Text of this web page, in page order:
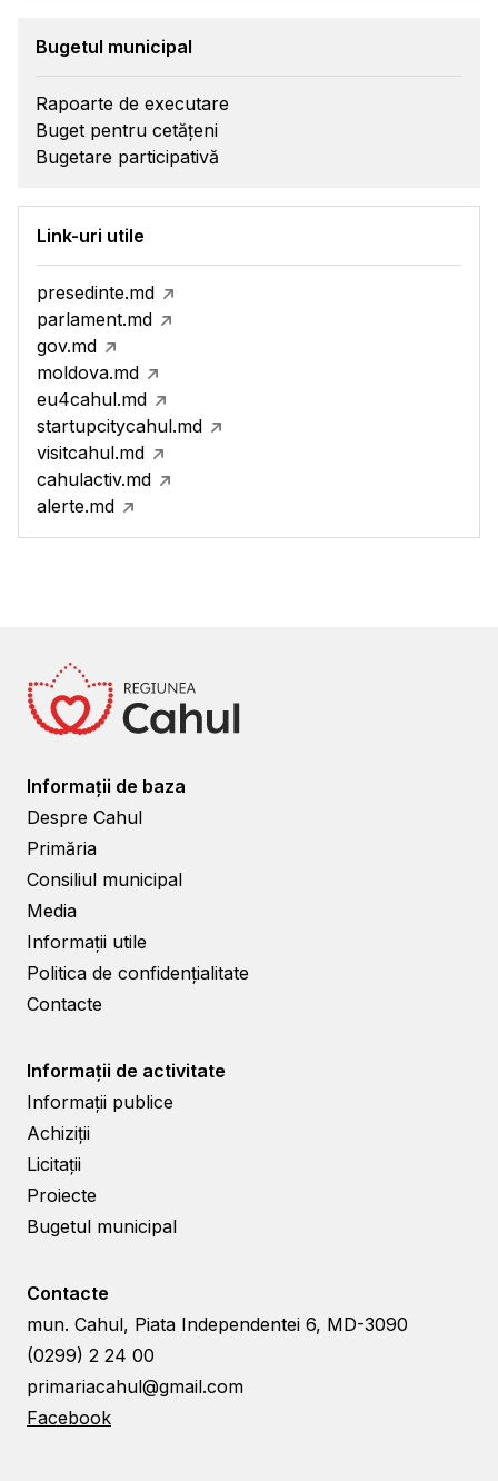
Bugetul municipal
Rapoarte de executare
Buget pentru cetățeni
Bugetare participativă
Link-uri utile
presedinte.md
parlament.md
gov.md
moldova.md
eu4cahul.md
startupcitycahul.md
visitcahul.md
cahulactiv.md
alerte.md
Informații de baza
Despre Cahul
Primăria
Consiliul municipal
Media
Informații utile
Politica de confidențialitate
Contacte
Informații de activitate
Informații publice
Achiziții
Licitații
Proiecte
Bugetul municipal
Contacte
mun. Cahul, Piata Independentei 6, MD-3090
(0299) 2 24 00
primariacahul@gmail.com
Facebook